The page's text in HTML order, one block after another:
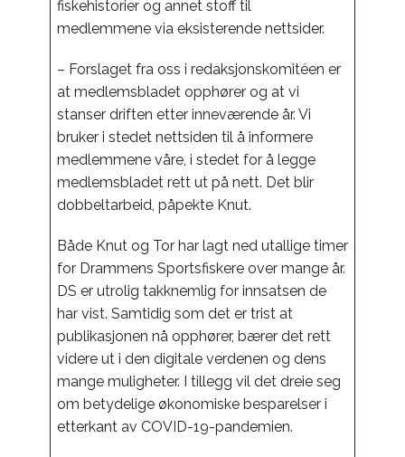
fiskehistorier og annet stoff til
medlemmene via eksisterende nettsider.
– Forslaget fra oss i redaksjonskomitéen er
at medlemsbladet opphører og at vi
stanser driften etter inneværende år. Vi
bruker i stedet nettsiden til å informere
medlemmene våre, i stedet for å legge
medlemsbladet rett ut på nett. Det blir
dobbeltarbeid, påpekte Knut.
Både Knut og Tor har lagt ned utallige timer
for Drammens Sportsfiskere over mange år.
DS er utrolig takknemlig for innsatsen de
har vist. Samtidig som det er trist at
publikasjonen nå opphører, bærer det rett
videre ut i den digitale verdenen og dens
mange muligheter. I tillegg vil det dreie seg
om betydelige økonomiske besparelser i
etterkant av COVID-19-pandemien.